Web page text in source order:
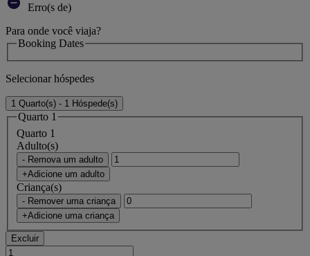
Erro(s de)
Para onde você viaja?
Booking Dates
Selecionar hóspedes
1 Quarto(s) - 1 Hóspede(s)
Quarto 1
Quarto 1
Adulto(s)
- Remova um adulto
+Adicione um adulto
Criança(s)
- Remover uma criança
+Adicione uma criança
Excluir